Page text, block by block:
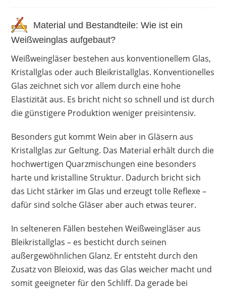
Material und Bestandteile: Wie ist ein
Weißweinglas aufgebaut?
Weißweingläser bestehen aus konventionellem Glas,
Kristallglas oder auch Bleikristallglas. Konventionelles
Glas zeichnet sich vor allem durch eine hohe
Elastizität aus. Es bricht nicht so schnell und ist durch
die günstigere Produktion weniger preisintensiv.
Besonders gut kommt Wein aber in Gläsern aus
Kristallglas zur Geltung. Das Material erhält durch die
hochwertigen Quarzmischungen eine besonders
harte und kristalline Struktur. Dadurch bricht sich
das Licht stärker im Glas und erzeugt tolle Reflexe –
dafür sind solche Gläser aber auch etwas teurer.
In selteneren Fällen bestehen Weißweingläser aus
Bleikristallglas – es besticht durch seinen
außergewöhnlichen Glanz. Er entsteht durch den
Zusatz von Bleioxid, was das Glas weicher macht und
somit geeigneter für den Schliff. Da gerade bei